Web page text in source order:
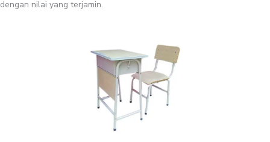
dengan nilai yang terjamin.